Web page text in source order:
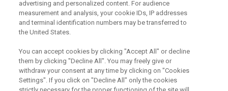
Odebírejte náš newsletter
Právní Podmínky
Souhlas se zpracováním osobních údajů a cookies
Souhlas se zpracováním osobních údajů k marketingovým
účelům
advertising and personalized content. For audience
measurement and analysis, your cookie IDs, IP addresses
and terminal identification numbers may be transferred to
the United States.
You can accept cookies by clicking "Accept All" or decline
them by clicking "Decline All". You may freely give or
withdraw your consent at any time by clicking on "Cookies
Settings". If you click on "Decline All" only the cookies